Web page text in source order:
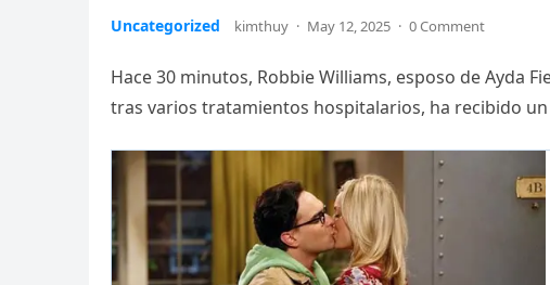
Uncategorized kimthuy · May 12, 2025 · 0 Comment
Hace 30 minutos, Robbie Williams, esposo de Ayda
tras varios tratamientos hospitalarios, ha recibido